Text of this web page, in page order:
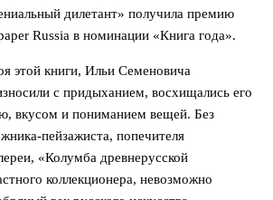
дилетант» получила премию
Russia в номинации «Книга года».
этой книги, Ильи Семеновича
с придыханием, восхищались его
вкусом и пониманием вещей. Без
пейзажиста, попечителя
«Колумба древнерусской
коллекционера, невозможно